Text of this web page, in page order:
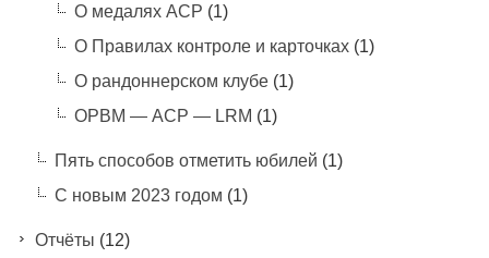
О медалях АСР (1)
О Правилах контроле и карточках(1)
О рандоннерском клубе(1)
ОРВМ — АСР — LRM (1)
Пять способов отметить юбилей (1)
С новым 2023 годом (1)
Отчёты (12)